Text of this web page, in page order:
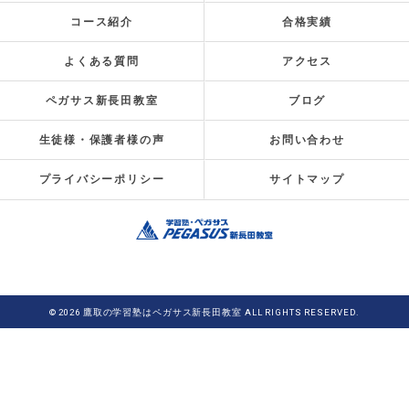
コース紹介 合格実績
よくある質問 アクセス
ペガサス新長田教室 ブログ
生徒様・保護者様の声 お問い合わせ
プライバシーポリシー サイトマップ
© 2026 鷹取の学習塾はペガサス新長田教室 ALL RIGHTS RESERVED.